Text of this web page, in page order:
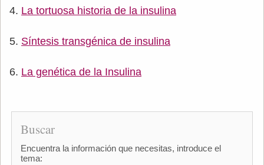
La tortuosa historia de la insulina
Síntesis transgénica de insulina
La genética de la Insulina
Buscar
Encuentra la información que necesitas, introduce el
tema: